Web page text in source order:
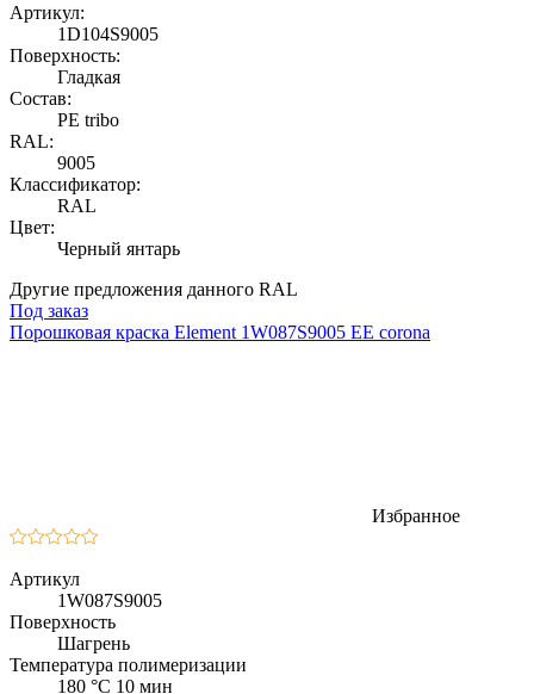
Артикул:
1D104S9005
Поверхность:
Гладкая
Состав:
PE tribo
RAL:
9005
Классификатор:
RAL
Цвет:
Черный янтарь
Другие предложения данного RAL
Под заказ
Порошковая краска Element 1W087S9005 EE corona
Избранное
Артикул
1W087S9005
Поверхность
Шагрень
Температура полимеризации
180 °C 10 мин